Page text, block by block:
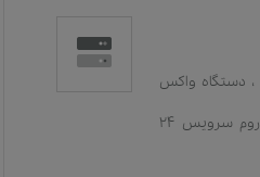
، دستگاه واکس
روم سرویس 24